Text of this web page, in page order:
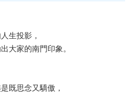
生投影，
大家的南門印象。
既思念又驕傲，